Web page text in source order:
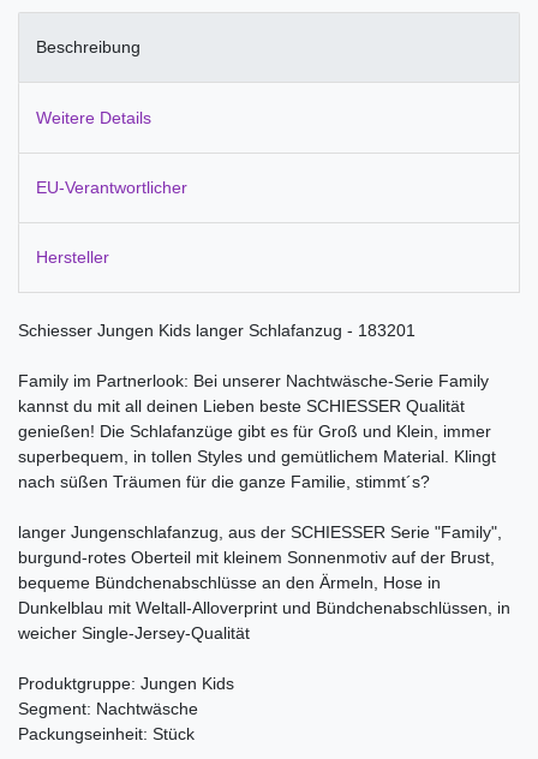
Beschreibung
Weitere Details
EU-Verantwortlicher
Hersteller
Schiesser Jungen Kids langer Schlafanzug - 183201
Family im Partnerlook: Bei unserer Nachtwäsche-Serie Family
kannst du mit all deinen Lieben beste SCHIESSER Qualität
genießen! Die Schlafanzüge gibt es für Groß und Klein, immer
superbequem, in tollen Styles und gemütlichem Material. Klingt
nach süßen Träumen für die ganze Familie, stimmt´s?
langer Jungenschlafanzug, aus der SCHIESSER Serie "Family",
burgund-rotes Oberteil mit kleinem Sonnenmotiv auf der Brust,
bequeme Bündchenabschlüsse an den Ärmeln, Hose in
Dunkelblau mit Weltall-Alloverprint und Bündchenabschlüssen, in
weicher Single-Jersey-Qualität
Produktgruppe: Jungen Kids
Segment: Nachtwäsche
Packungseinheit: Stück